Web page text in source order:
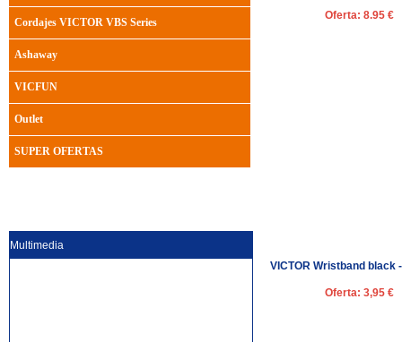
Oferta: 8.95 €
VICTOR Wristband black
Oferta: 3,95 €
Cordajes VICTOR VBS Series
Ashaway
VICFUN
Outlet
SUPER OFERTAS
Multimedia